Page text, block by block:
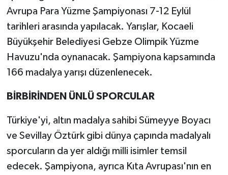
Avrupa Para Yüzme Şampiyonası 7-12 Eylül
tarihleri arasında yapılacak. Yarışlar, Kocaeli
Büyükşehir Belediyesi Gebze Olimpik Yüzme
Havuzu'nda oynanacak. Şampiyona kapsamında
166 madalya yarışı düzenlenecek.
BİRBİRİNDEN ÜNLÜ SPORCULAR
Türkiye'yi, altın madalya sahibi Sümeyye Boyacı
ve Sevillay Öztürk gibi dünya çapında madalyalı
sporcuların da yer aldığı milli isimler temsil
edecek. Şampiyona, ayrıca Kıta Avrupası'nın en